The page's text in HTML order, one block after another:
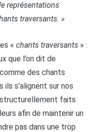
représentations
traversants. »
« chants traversants » :
que l’on dit de
des chants
s’alignent sur nos
faits
afin de maintenir un
pas dans une trop